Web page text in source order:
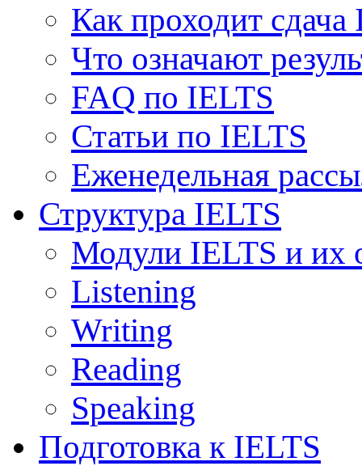
Как проходит сдача
Что означают
FAQ по IELTS
Статьи по IELTS
Еженедельная
Структура IELTS
Модули IELTS и их
Listening
Writing
Reading
Speaking
Подготовка к IELTS